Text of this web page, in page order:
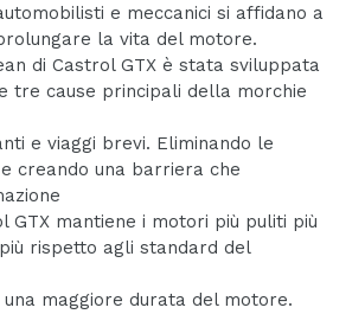
e meccanici si affidano a
la vita del motore.
di Castrol GTX è stata sviluppata
tre cause principali della morchie
e viaggi brevi. Eliminando le
creando una barriera che
GTX mantiene i motori più puliti più
rispetto agli standard del
maggiore durata del motore.